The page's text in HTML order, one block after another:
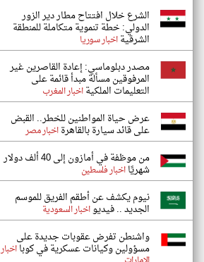
الشرع خلال افتتاح مطار دير الزور
الدولي: خطة تنموية متكاملة للمنطقة
الشرقيةاخبار سوريا
مصدر دبلوماسي: إعادة القاصرين غير
المرفوقين مسألة مبدأ قائمة على
التعليمات الملكيةاخبار المغرب
عرض حياة المواطنين للخطر.. القبض
على قائد سيارة بالقاهرةاخبار مصر
من موظفة في أمازون إلى 40 ألف دولار
شهريًااخبار فلسطين
نيوم يكشف عن أطقم الفريق للموسم
الجديد .. فيديواخبار السعودية
واشنطن تفرض عقوبات جديدة على
مسؤولين وكيانات عسكرية في كوبااخبار